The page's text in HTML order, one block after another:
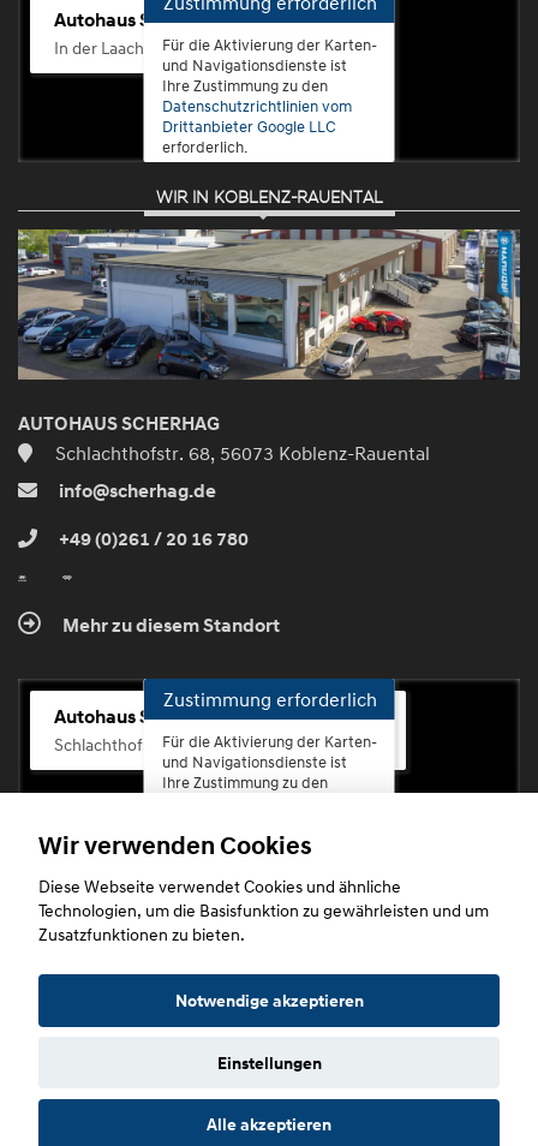
Autohaus Scherhag
In der Laach 76, 56072 Koblenz-Güls
Für die Aktivierung der Karten-
und Navigationsdienste ist
Ihre Zustimmung zu den
Datenschutzrichtlinien vom
Drittanbieter Google LLC
erforderlich.
Zustimmen
und
aktivieren
WIR IN KOBLENZ-RAUENTAL
AUTOHAUS SCHERHAG
Schlachthofstr. 68, 56073 Koblenz-Rauental
info@scherhag.de
+49 (0)261 / 20 16 780
Mehr zu diesem Standort
Autohaus Scherhag
Schlachthofstr. 68, 56073 Koblenz-Rauental
Zustimmung erforderlich
Für die Aktivierung der Karten-
und Navigationsdienste ist
Ihre Zustimmung zu den
erforderlich.
Zustimmen
Copyright © 2026. Autohaus Scherhag
Datenschutz Impressum
Wir verwenden Cookies
Diese Webseite verwendet Cookies und ähnliche
Technologien, um die Basisfunktion zu gewährleisten und um
Zusatzfunktionen zu bieten.
Notwendige akzeptieren
Einstellungen
Alle akzeptieren